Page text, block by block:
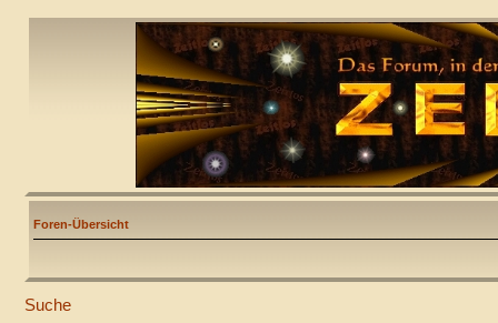
Foren-Übersicht
Suche